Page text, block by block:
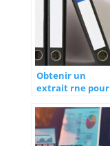
Obtenir un
extrait rne pour
en france